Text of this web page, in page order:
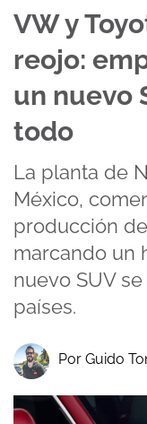
VW y
reojo:
un nuevo
todo
La planta de
México,
producción
marcando un
nuevo SUV
países.
Por Guido